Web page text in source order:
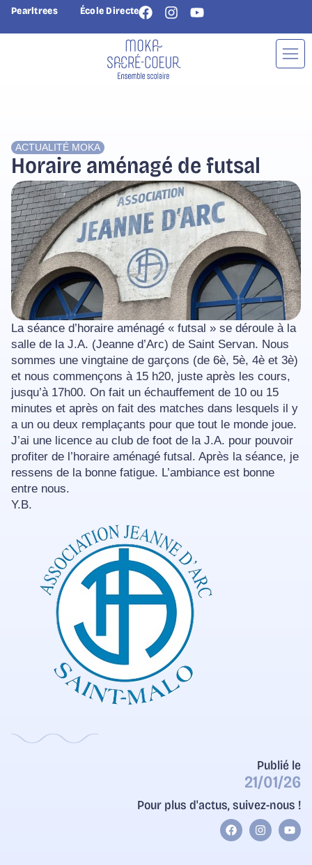
Pearltrees École Directe
Publié le
21/01/26
Pour plus d'actus, suivez-nous !
ACTUALITÉ MOKA
Horaire aménagé de futsal
La séance d’horaire aménagé « futsal » se déroule à la
salle de la J.A. (Jeanne d’Arc) de Saint Servan. Nous
sommes une vingtaine de garçons (de 6è, 5è, 4è et 3è)
et nous commençons à 15 h20, juste après les cours,
jusqu’à 17h00. On fait un échauffement de 10 ou 15
minutes et après on fait des matches dans lesquels il y
a un ou deux remplaçants pour que tout le monde joue.
J’ai une licence au club de foot de la J.A. pour pouvoir
profiter de l’horaire aménagé futsal. Après la séance, je
ressens de la bonne fatigue. L’ambiance est bonne
entre nous.
Y.B.